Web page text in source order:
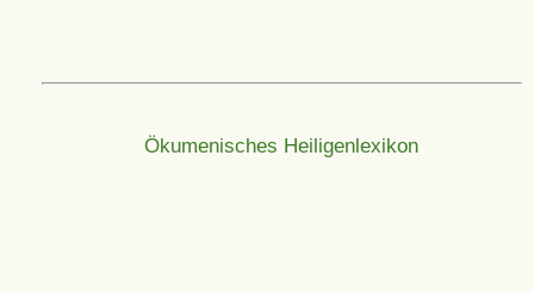
Ökumenisches Heiligenlexikon